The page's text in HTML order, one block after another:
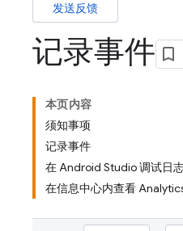
发送反馈
记录事件
本页内容
须知事项
记录事件
在 Android Studio 调试日
在信息中心内查看